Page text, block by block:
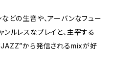
などの生音や、アーバンなフュー
ンルレスなプレイと、主宰する
から発信されるmixが好